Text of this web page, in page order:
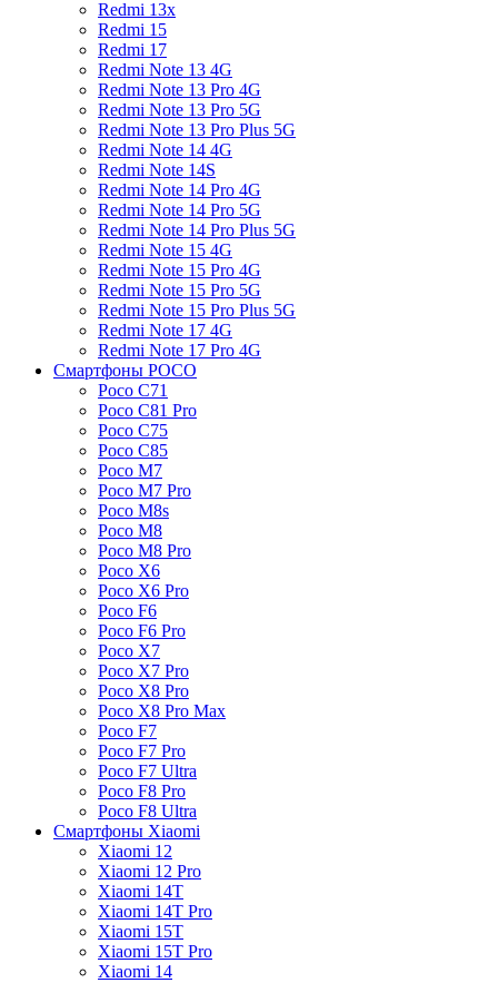
Redmi 13x
Redmi 15
Redmi 17
Redmi Note 13 4G
Redmi Note 13 Pro 4G
Redmi Note 13 Pro 5G
Redmi Note 13 Pro Plus 5G
Redmi Note 14 4G
Redmi Note 14S
Redmi Note 14 Pro 4G
Redmi Note 14 Pro 5G
Redmi Note 14 Pro Plus 5G
Redmi Note 15 4G
Redmi Note 15 Pro 4G
Redmi Note 15 Pro 5G
Redmi Note 15 Pro Plus 5G
Redmi Note 17 4G
Redmi Note 17 Pro 4G
Смартфоны POCO
Poco C71
Poco C81 Pro
Poco C75
Poco C85
Poco M7
Poco M7 Pro
Poco M8s
Poco M8
Poco M8 Pro
Poco X6
Poco X6 Pro
Poco F6
Poco F6 Pro
Poco X7
Poco X7 Pro
Poco X8 Pro
Poco X8 Pro Max
Poco F7
Poco F7 Pro
Poco F7 Ultra
Poco F8 Pro
Poco F8 Ultra
Смартфоны Xiaomi
Xiaomi 12
Xiaomi 12 Pro
Xiaomi 14T
Xiaomi 14T Pro
Xiaomi 15T
Xiaomi 15T Pro
Xiaomi 14